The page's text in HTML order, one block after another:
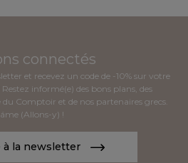
connectés
et recevez un code de -10% sur votre
informé(e) des bons plans, des
Comptoir et de nos partenaires grecs.
(Allons-y) !
à la newsletter